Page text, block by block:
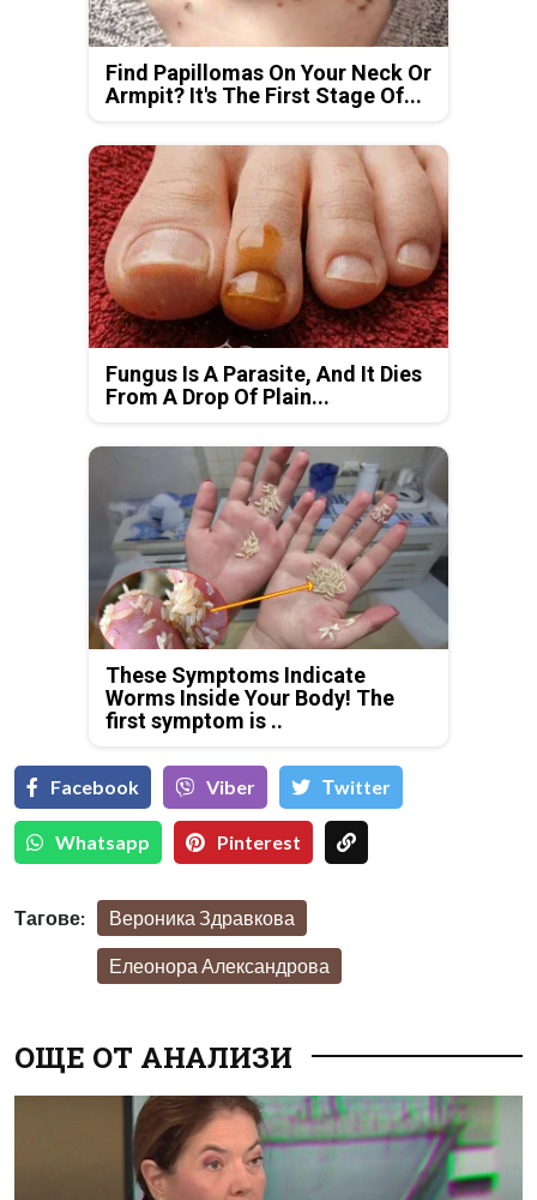
Find Papillomas On Your Neck Or
Armpit? It's The First Stage Of...
Fungus Is A Parasite, And It Dies
From A Drop Of Plain...
These Symptoms Indicate
Worms Inside Your Body! The
first symptom is ..
Facebook Viber Тwitter
Whatsapp Pinterest
Тагове: Вероника Здравкова
Елеонора Александрова
ОЩЕ ОТ АНАЛИЗИ